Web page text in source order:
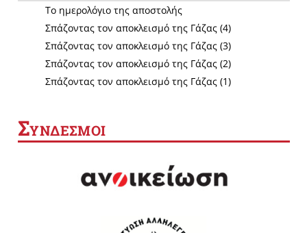
Το ημερολόγιο της αποστολής
Σπάζοντας τον αποκλεισμό της Γάζας (4)
Σπάζοντας τον αποκλεισμό της Γάζας (3)
Σπάζοντας τον αποκλεισμό της Γάζας (2)
Σπάζοντας τον αποκλεισμό της Γάζας (1)
ΣΥΝΔΕΣΜΟΙ